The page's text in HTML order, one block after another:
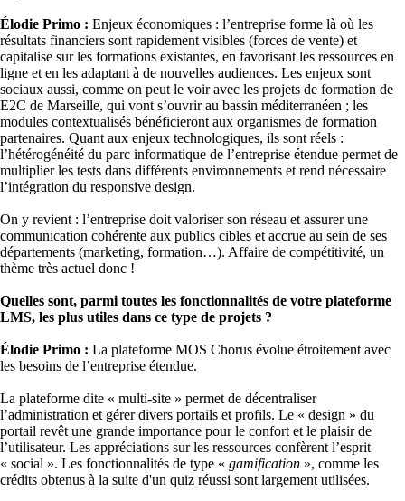
Élodie Primo : Enjeux économiques : l’entreprise forme là où les
résultats financiers sont rapidement visibles (forces de vente) et
capitalise sur les formations existantes, en favorisant les ressources en
ligne et en les adaptant à de nouvelles audiences. Les enjeux sont
sociaux aussi, comme on peut le voir avec les projets de formation de
E2C de Marseille, qui vont s’ouvrir au bassin méditerranéen ; les
modules contextualisés bénéficieront aux organismes de formation
partenaires. Quant aux enjeux technologiques, ils sont réels :
l’hétérogénéité du parc informatique de l’entreprise étendue permet de
multiplier les tests dans différents environnements et rend nécessaire
l’intégration du responsive design.
On y revient : l’entreprise doit valoriser son réseau et assurer une
communication cohérente aux publics cibles et accrue au sein de ses
départements (marketing, formation…). Affaire de compétitivité, un
thème très actuel donc !
Quelles sont, parmi toutes les fonctionnalités de votre plateforme
LMS, les plus utiles dans ce type de projets ?
Élodie Primo : La plateforme MOS Chorus évolue étroitement avec
les besoins de l’entreprise étendue.
La plateforme dite « multi-site » permet de décentraliser
l’administration et gérer divers portails et profils. Le « design » du
portail revêt une grande importance pour le confort et le plaisir de
l’utilisateur. Les appréciations sur les ressources confèrent l’esprit
« social ». Les fonctionnalités de type « gamification », comme les
crédits obtenus à la suite d'un quiz réussi sont largement utilisées.